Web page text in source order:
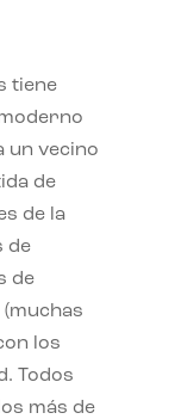
tiene
un vecino
de
de la
de
de
los
Todos
más de